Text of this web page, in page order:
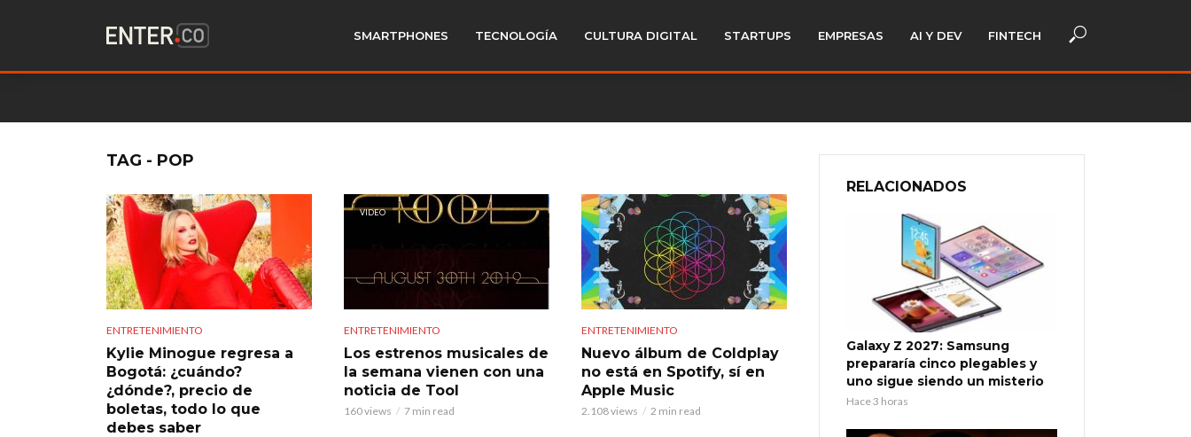
SMARTPHONES TECNOLOGÍA CULTURA DIGITAL STARTUPS EMPRESAS AI Y DEV FINTECH
TAG - POP
ENTRETENIMIENTO
Kylie Minogue regresa a
Bogotá: ¿cuándo?
¿dónde?, precio de
boletas, todo lo que
debes saber
VIDEO
ENTRETENIMIENTO
Los estrenos musicales de
la semana vienen con una
noticia de Tool
160 views 7 min read
ENTRETENIMIENTO
Nuevo álbum de Coldplay
no está en Spotify, sí en
Apple Music
2.108 views 2 min read
RELACIONADOS
Galaxy Z 2027: Samsung
prepararía cinco plegables y
uno sigue siendo un misterio
Hace 3 horas